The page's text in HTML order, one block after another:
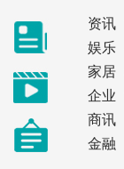
资讯
娱乐
家居
企业
商讯
金融